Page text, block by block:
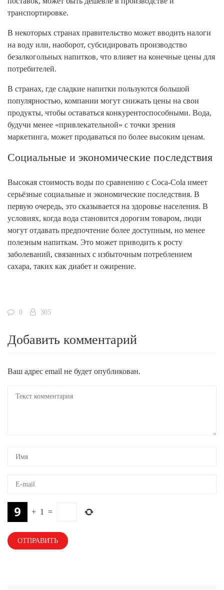
транспортировке.
В некоторых странах правительство может вводить налоги
на воду или, наоборот, субсидировать производство
безалкогольных напитков, что влияет на конечные цены для
потребителей.
В странах, где сладкие напитки пользуются большой
популярностью, компании могут снижать цены на свои
продукты, чтобы оставаться конкурентоспособными. Вода,
будучи менее «привлекательной» с точки зрения
маркетинга, может продаваться по более высоким ценам.
Социальные и экономические последствия
Высокая стоимость воды по сравнению с Coca-Cola имеет
серьёзные социальные и экономические последствия. В
первую очередь, это сказывается на здоровье населения. В
условиях, когда вода становится дорогим товаром, люди
могут отдавать предпочтение более доступным, но менее
полезным напиткам. Это может приводить к росту
заболеваний, связанных с избыточным потреблением
сахара, таких как диабет и ожирение.
0 305
Добавить комментарий
Ваш адрес email не будет опубликован.
+ 1 =